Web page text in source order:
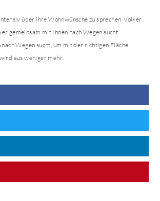
über ihre Wohnwünsche zu sprechen. Volker
gemeinsam mit Ihnen nach Wegen sucht
Wegen sucht, um mit der richtigen Fläche
aus weniger mehr.